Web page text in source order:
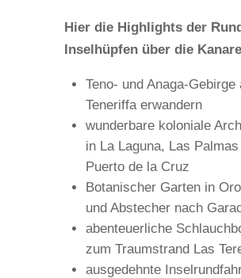
Hier die Highlights der
Inselhüpfen über die
Teno- und Anaga-Gebirge
Teneriffa erwandern
wunderbare koloniale
in La Laguna, Las
Puerto de la Cruz
Botanischer Garten in
und Abstecher nach
abenteuerliche
zum Traumstrand Las
ausgedehnte